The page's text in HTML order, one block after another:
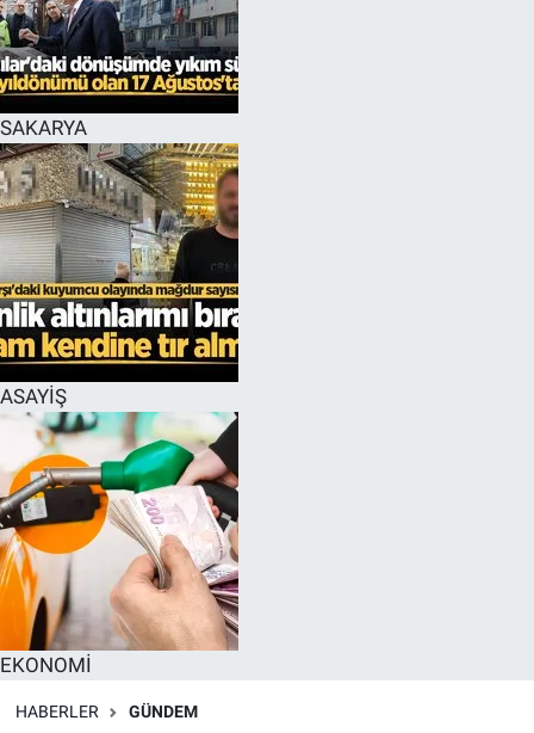
SAKARYA
ASAYİŞ
EKONOMİ
HABERLER GÜNDEM
EĞİTİM
MAGAZİN
ÖZEL HABER
HALK54 PANORAMA